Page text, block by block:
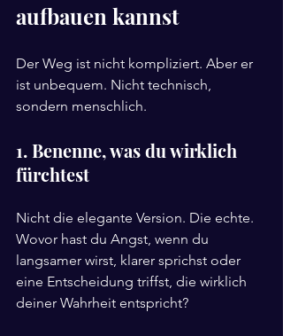
aufbauen kannst
Der Weg ist nicht kompliziert. Aber er
ist unbequem. Nicht technisch,
sondern menschlich.
1. Benenne, was du wirklich
fürchtest
Nicht die elegante Version. Die echte.
Wovor hast du Angst, wenn du
langsamer wirst, klarer sprichst oder
eine Entscheidung triffst, die wirklich
deiner Wahrheit entspricht?